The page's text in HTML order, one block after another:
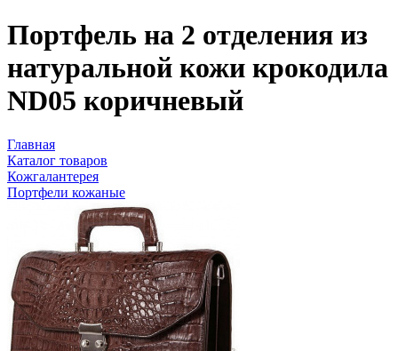
Портфель на 2 отделения из
натуральной кожи крокодила
ND05 коричневый
Главная
Каталог товаров
Кожгалантерея
Портфели кожаные